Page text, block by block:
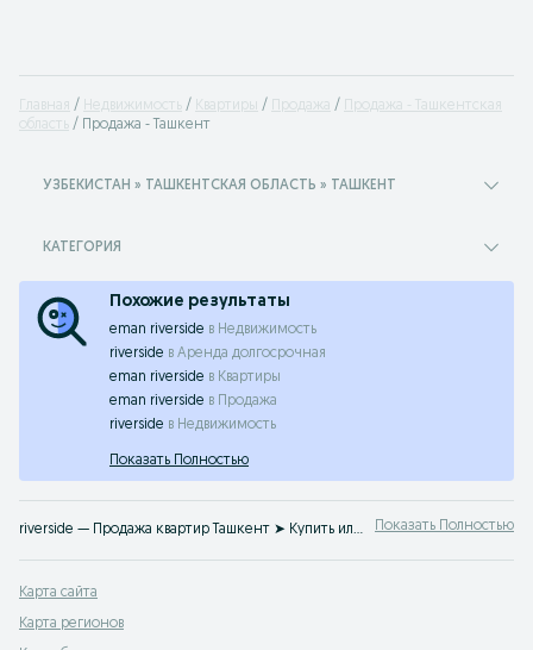
Главная Недвижимость Квартиры Продажа
Продажа - Ташкентская
область
Продажа - Ташкент
УЗБЕКИСТАН » ТАШКЕНТСКАЯ ОБЛАСТЬ » ТАШКЕНТ
КАТЕГОРИЯ
Похожие результаты
eman riverside в Недвижимость
riverside в Аренда долгосрочная
eman riverside в Квартиры
eman riverside в
Продажа
riverside в Недвижимость
Показать Полностью
riverside — Продажа квартир Ташкент ➤ Купить или продать квартиру выгодно и срочно ☝ Найдите подходящий вариант без посредников на OLX.uz Показать Полностью
Карта сайта
Карта регионов